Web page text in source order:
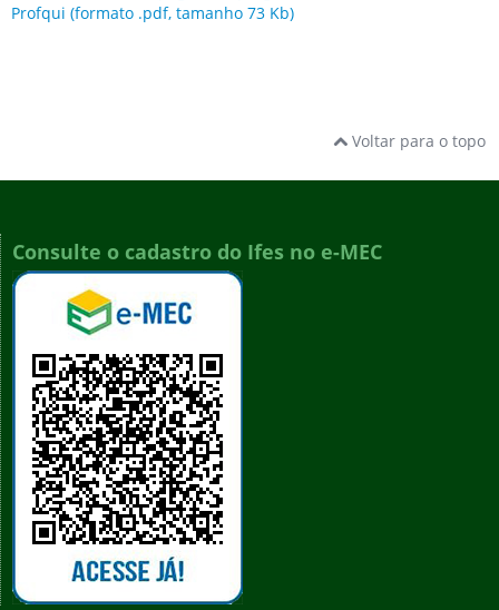
Profqui (formato .pdf, tamanho 73 Kb)
Voltar para o topo
Consulte o cadastro do Ifes no e-MEC